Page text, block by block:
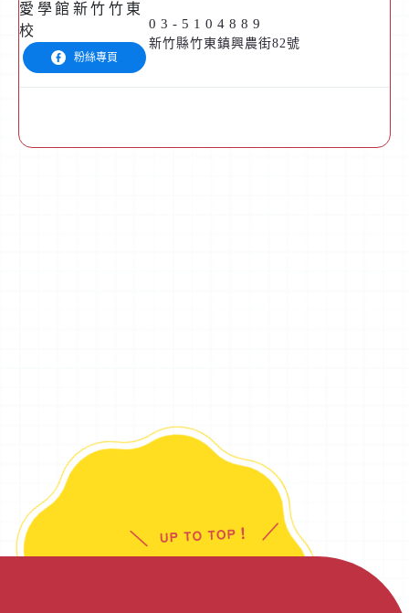
愛學館新竹竹東
校
粉絲專頁
03-5104889
新竹縣竹東鎮興農街82號